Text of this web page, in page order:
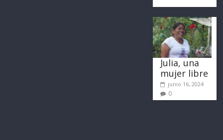
Julia, una
mujer libre
junio 16, 2024
0